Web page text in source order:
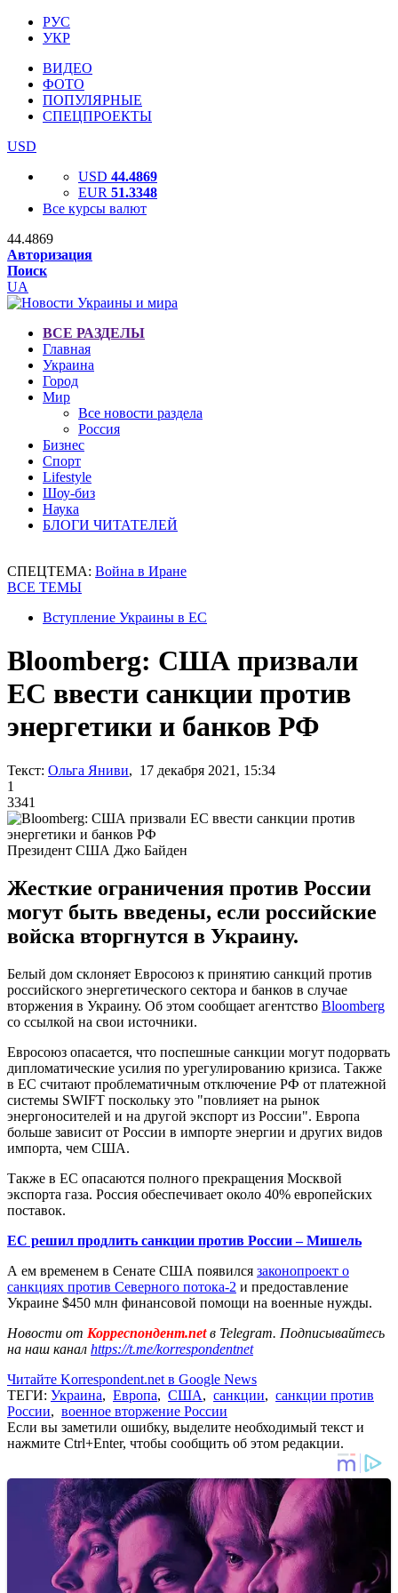
РУС
УКР
ВИДЕО
ФОТО
ПОПУЛЯРНЫЕ
СПЕЦПРОЕКТЫ
USD
USD 44.4869
EUR 51.3348
Все курсы валют
44.4869
Авторизация
Поиск
UA
ВСЕ РАЗДЕЛЫ
Главная
Украина
Город
Мир
Все новости раздела
Россия
Бизнес
Спорт
Lifestyle
Шоу-биз
Наука
БЛОГИ ЧИТАТЕЛЕЙ
СПЕЦТЕМА: Война в Иране
ВСЕ ТЕМЫ
Вступление Украины в ЕС
Bloomberg: США призвали
ЕС ввести санкции против
энергетики и банков РФ
Текст: Ольга Яниви, 17 декабря 2021, 15:34
1
3341
Президент США Джо Байден
Жесткие ограничения против России
могут быть введены, если российские
войска вторгнутся в Украину.
Белый дом склоняет Евросоюз к принятию санкций против
российского энергетического сектора и банков в случае
вторжения в Украину. Об этом сообщает агентство Bloomberg
со ссылкой на свои источники.
Евросоюз опасается, что поспешные санкции могут подорвать
дипломатические усилия по урегулированию кризиса. Также
в ЕС считают проблематичным отключение РФ от платежной
системы SWIFT поскольку это "повлияет на рынок
энергоносителей и на другой экспорт из России". Европа
больше зависит от России в импорте энергии и других видов
импорта, чем США.
Также в ЕС опасаются полного прекращения Москвой
экспорта газа. Россия обеспечивает около 40% европейских
поставок.
ЕС решил продлить санкции против России – Мишель
А ем временем в Сенате США появился законопроект о
санкциях против Северного потока-2 и предоставление
Украине $450 млн финансовой помощи на военные нужды.
Новости от Корреспондент.netв Telegram. Подписывайтесь
на наш канал https://t.me/korrespondentnet
Читайте Korrespondent.net в Google News
ТЕГИ: Украина, Европа, США, санкции, санкции против
России, военное вторжение России
Если вы заметили ошибку, выделите необходимый текст и
нажмите Ctrl+Enter, чтобы сообщить об этом редакции.